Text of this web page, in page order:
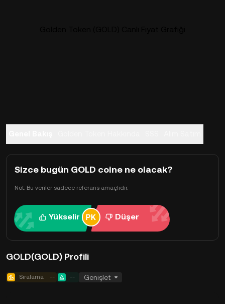
Sizce bugün GOLD coine ne olacak?
Not: Bu veriler sadece referans amaçlıdır.
Yükselir Düşer
GOLD(GOLD) Profili
Sıralama -- -- Genişlet